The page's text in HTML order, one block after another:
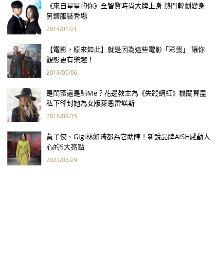
《來自星星的你》全智賢時尚大牌上身 熱門韓劇變身
另類服裝秀場
2014/01/21
【電影，原來如此】就是因為這些電影「彩蛋」 讓你
觀影更有樂趣！
2018/05/06
是閨蜜還是歸Me？花邊教主為《失蹤網紅》機關算盡
私下卻封她為女版萊恩雷諾斯
2018/09/15
黃子佼、Gigi林如琦都為它助陣！新銳品牌AISH感動人
心的5大亮點
2022/03/29